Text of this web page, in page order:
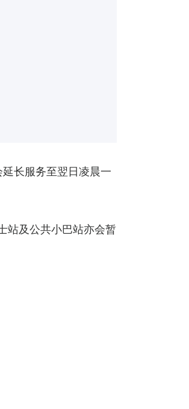
长服务至翌日凌晨一
站及公共小巴站亦会暂